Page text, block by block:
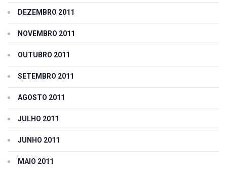
DEZEMBRO 2011
NOVEMBRO 2011
OUTUBRO 2011
SETEMBRO 2011
AGOSTO 2011
JULHO 2011
JUNHO 2011
MAIO 2011